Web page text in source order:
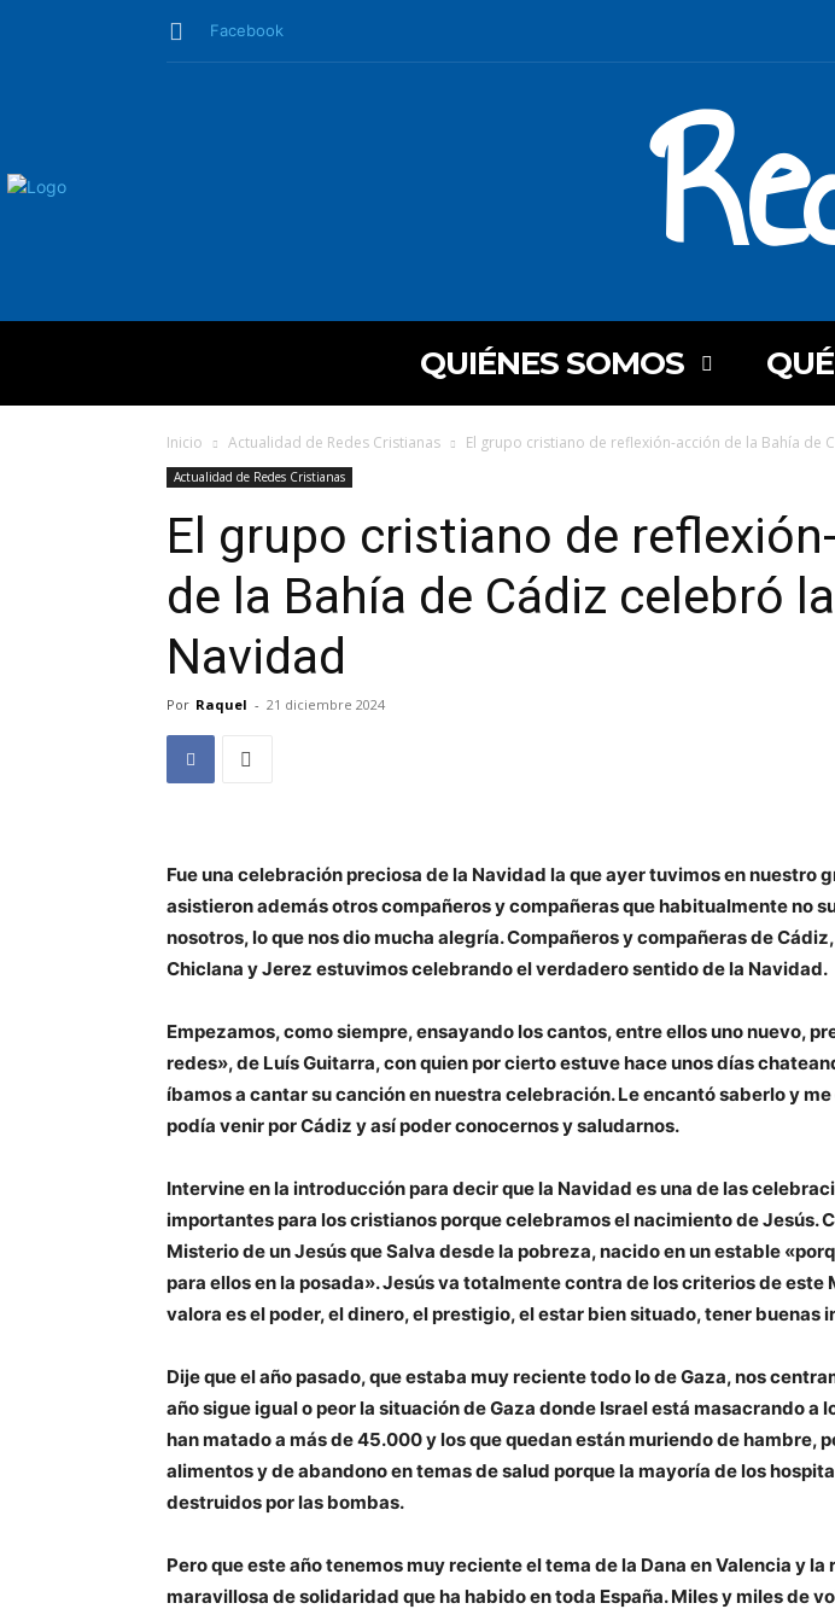
Facebook
QUIÉNES SOMOS
Inicio Actualidad de Redes Cristianas El grupo cristiano de reflexión-acción de la Bahía de
Actualidad de Redes Cristianas
El grupo cristiano de
de la Bahía de Cádiz celebró la
Navidad
Por Raquel - 21 diciembre 2024
Fue una celebración preciosa de la Navidad la que ayer tuvimos en nuestro
asistieron además otros compañeros y compañeras que habitualmente no
nosotros, lo que nos dio mucha alegría. Compañeros y compañeras de
Chiclana y Jerez estuvimos celebrando el verdadero sentido de la Navidad.
Empezamos, como siempre, ensayando los cantos, entre ellos uno nuevo,
redes», de Luís Guitarra, con quien por cierto estuve hace unos días
íbamos a cantar su canción en nuestra celebración. Le encantó saberlo y me
podía venir por Cádiz y así poder conocernos y saludarnos.
Intervine en la introducción para decir que la Navidad es una de las
importantes para los cristianos porque celebramos el nacimiento de Jesús.
Misterio de un Jesús que Salva desde la pobreza, nacido en un estable
para ellos en la posada». Jesús va totalmente contra de los criterios de este
valora es el poder, el dinero, el prestigio, el estar bien situado, tener buenas
Dije que el año pasado, que estaba muy reciente todo lo de Gaza, nos
año sigue igual o peor la situación de Gaza donde Israel está masacrando a
han matado a más de 45.000 y los que quedan están muriendo de hambre,
alimentos y de abandono en temas de salud porque la mayoría de los
destruidos por las bombas.
Pero que este año tenemos muy reciente el tema de la Dana en Valencia y la
maravillosa de solidaridad que ha habido en toda España. Miles y miles de